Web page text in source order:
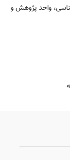
واحد پژوهش و